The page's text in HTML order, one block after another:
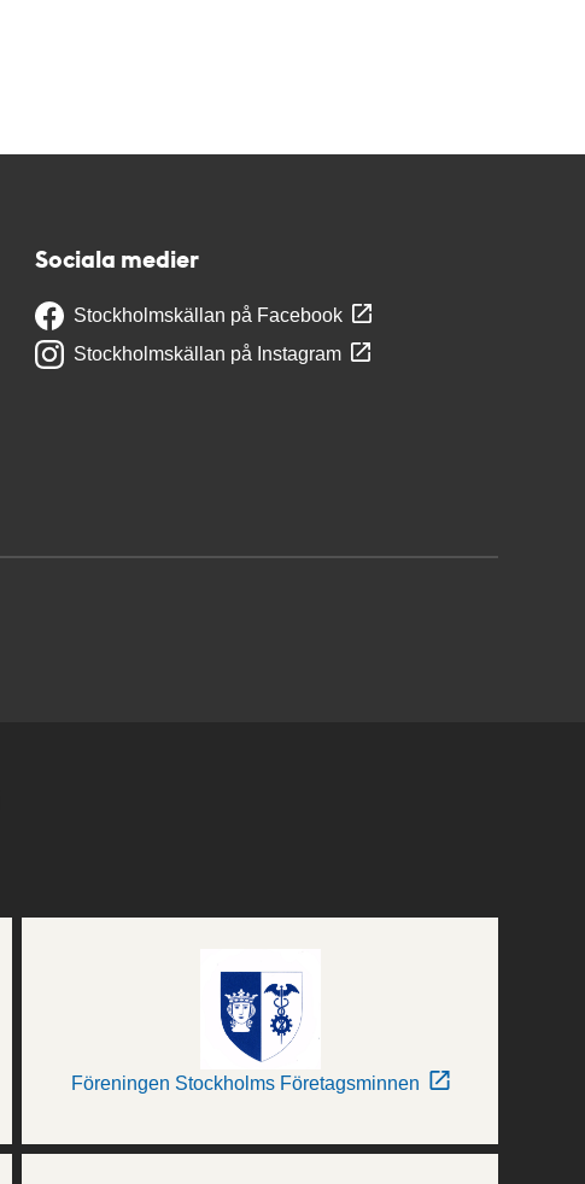
Sociala medier
Stockholmskällan på Facebook
Stockholmskällan på Instagram
Föreningen Stockholms Företagsminnen